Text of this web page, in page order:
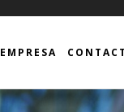
EMPRESA